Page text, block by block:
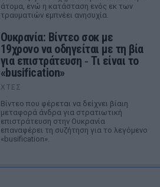
άτομα, ενώ η κατάσταση ενός εκ των
τραυματιών εμπνέει ανησυχία.
Ουκρανία: Βίντεο σοκ με
19χρονο να οδηγείται με τη βία
για επιστράτευση ‑ Τι είναι το
«busification»
ΧΤΕΣ
Βίντεο που φέρεται να δείχνει βίαιη
μεταφορά άνδρα για στρατιωτική
επιστράτευση στην Ουκρανία
επαναφέρει τη συζήτηση για το λεγόμενο
«busification».